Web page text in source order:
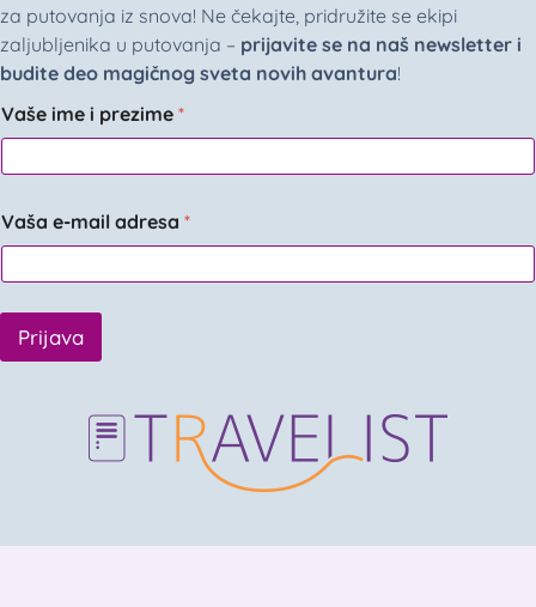
za putovanja iz snova! Ne čekajte, pridružite se ekipi
zaljubljenika u putovanja – prijavite se na naš newsletter i
budite deo magičnog sveta novih avantura!
Vaše ime i prezime *
Vaša e-mail adresa *
Prijava